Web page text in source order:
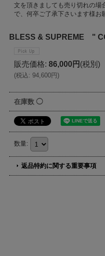
文を頂きましても売り切れの場
で、何卒ご了承下さいます様お
BLESS & SUPREME "
販売価格: 86,000円 (税別)
(税込: 94,600円)
在庫数 ◯
数量:
返品特約に関する重要事項